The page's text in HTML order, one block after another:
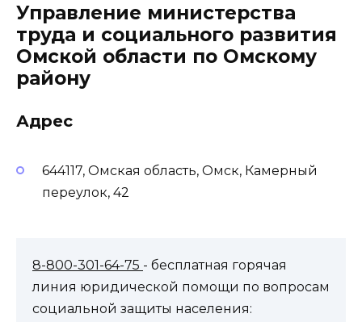
Управление министерства
труда и социального развития
Омской области по Омскому
району
Адрес
644117, Омская область, Омск, Камерный
переулок, 42
8-800-301-64-75 - бесплатная горячая
линия юридической помощи по вопросам
социальной защиты населения: